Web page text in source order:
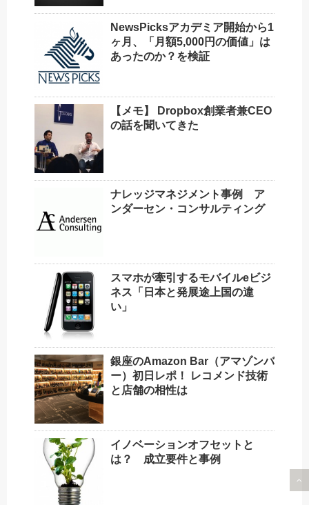
NewsPicksアカデミア開始から1
ヶ月、「月額5,000円の価値」は
あったのか？を検証
【メモ】 Dropbox創業者兼CEO
の話を聞いてきた
ナレッジマネジメント事例 ア
ンダーセン・コンサルティング
スマホが牽引するモバイルeビジ
ネス「日本と発展途上国の違
い」
銀座のAmazon Bar（アマゾンバ
ー）初日レポ！ レコメンド技術
と店舗の相性は
イノベーションオフセットと
は？ 成立要件と事例